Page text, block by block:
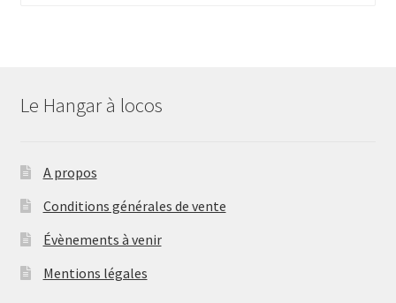
Le Hangar à locos
A propos
Conditions générales de vente
Évènements à venir
Mentions légales